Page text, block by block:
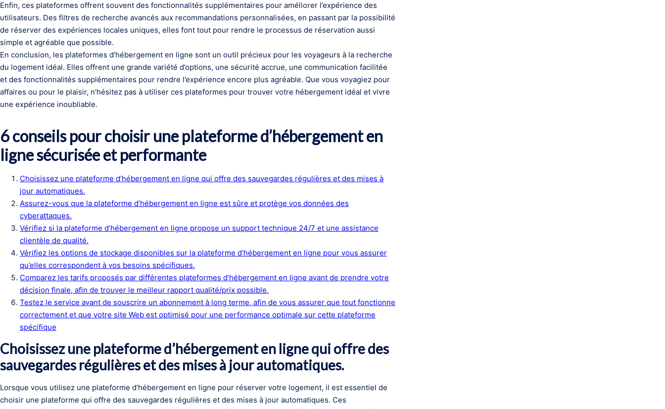
Enfin, ces plateformes offrent souvent des fonctionnalités supplémentaires pour améliorer l’expérience des
utilisateurs. Des filtres de recherche avancés aux recommandations personnalisées, en passant par la possibilité
de réserver des expériences locales uniques, elles font tout pour rendre le processus de réservation aussi
simple et agréable que possible.
En conclusion, les plateformes d’hébergement en ligne sont un outil précieux pour les voyageurs à la recherche
du logement idéal. Elles offrent une grande variété d’options, une sécurité accrue, une communication facilitée
et des fonctionnalités supplémentaires pour rendre l’expérience encore plus agréable. Que vous voyagiez pour
affaires ou pour le plaisir, n’hésitez pas à utiliser ces plateformes pour trouver votre hébergement idéal et vivre
une expérience inoubliable.
6 conseils pour choisir une plateforme d’hébergement en
ligne sécurisée et performante
Choisissez une plateforme d’hébergement en ligne qui offre des sauvegardes régulières et des mises à
jour automatiques.
Assurez-vous que la plateforme d’hébergement en ligne est sûre et protège vos données des
cyberattaques.
Vérifiez si la plateforme d’hébergement en ligne propose un support technique 24/7 et une assistance
clientèle de qualité.
Vérifiez les options de stockage disponibles sur la plateforme d’hébergement en ligne pour vous assurer
qu’elles correspondent à vos besoins spécifiques.
Comparez les tarifs proposés par différentes plateformes d’hébergement en ligne avant de prendre votre
décision finale, afin de trouver le meilleur rapport qualité/prix possible.
Testez le service avant de souscrire un abonnement à long terme, afin de vous assurer que tout fonctionne
correctement et que votre site Web est optimisé pour une performance optimale sur cette plateforme
spécifique
Choisissez une plateforme d’hébergement en ligne qui offre des
sauvegardes régulières et des mises à jour automatiques.
Lorsque vous utilisez une plateforme d’hébergement en ligne pour réserver votre logement, il est essentiel de
choisir une plateforme qui offre des sauvegardes régulières et des mises à jour automatiques. Ces